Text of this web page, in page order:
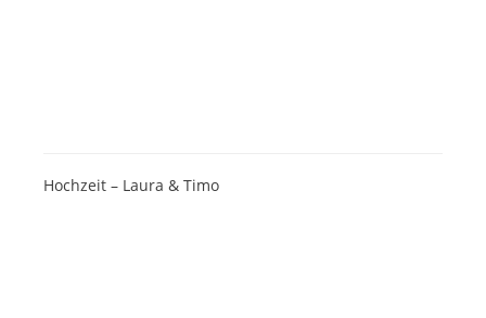
Hochzeit – Laura & Timo